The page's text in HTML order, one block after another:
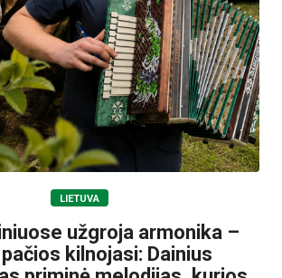
LIETUVA
užgroja armonika –
kilnojasi: Dainius